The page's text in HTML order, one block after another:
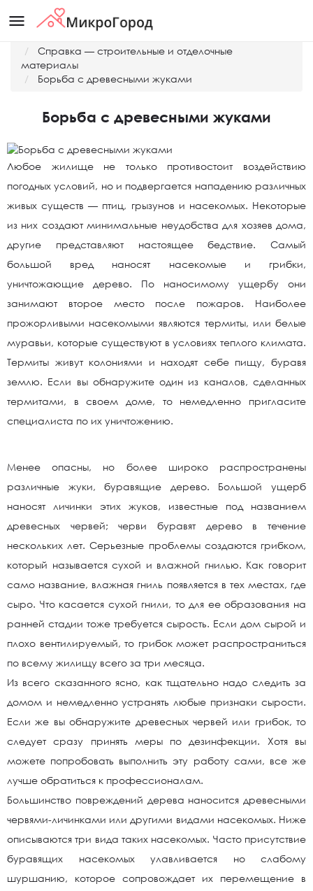
menu
Справка — строительные и отделочные
материалы
Борьба с древесными жуками
Борьба с древесными жуками
Любое жилище не только противостоит воздействию
погодных условий, но и подвергается нападению различных
живых существ — птиц, грызунов и насекомых. Некоторые
из них создают минимальные неудобства для хозяев дома,
другие представляют настоящее бедствие. Самый
большой вред наносят насекомые и грибки,
уничтожающие дерево. По наносимому ущербу они
занимают второе место после пожаров. Наиболее
прожорливыми насекомыми являются термиты, или белые
муравьи, которые существуют в условиях теплого климата.
Термиты живут колониями и находят себе пищу, буравя
землю. Если вы обнаружите один из каналов, сделанных
термитами, в своем доме, то немедленно пригласите
специалиста по их уничтожению.
Менее опасны, но более широко распространены
различные жуки, буравящие дерево. Большой ущерб
наносят личинки этих жуков, известные под названием
древесных червей; черви буравят дерево в течение
нескольких лет. Серьезные проблемы создаются грибком,
который называется сухой и влажной гнилью. Как говорит
само название, влажная гниль появляется в тех местах, где
сыро. Что касается сухой гнили, то для ее образования на
ранней стадии тоже требуется сырость. Если дом сырой и
плохо вентилируемый, то грибок может распространиться
по всему жилищу всего за три месяца.
Из всего сказанного ясно, как тщательно надо следить за
домом и немедленно устранять любые признаки сырости.
Если же вы обнаружите древесных червей или грибок, то
следует сразу принять меры по дезинфекции. Хотя вы
можете попробовать выполнить эту работу сами, все же
лучше обратиться к профессионалам.
Большинство повреждений дерева наносится древесными
червями-личинками или другими видами насекомых. Ниже
описываются три вида таких насекомых. Часто присутствие
буравящих насекомых улавливается но слабому
шуршанию, которое сопровождает их перемещение в